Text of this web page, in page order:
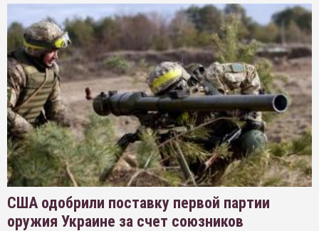
США одобрили поставку первой партии
оружия Украине за счет союзников